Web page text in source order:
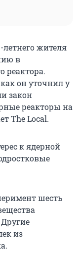
жителя
в
реактора.
он уточнил у
закон
реакторы на
The Local.
к ядерной
шесть
из